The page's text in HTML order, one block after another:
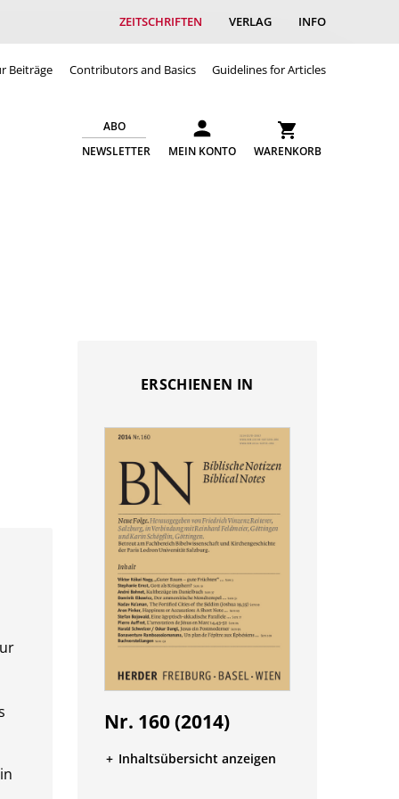
ZEITSCHRIFTEN VERLAG INFO
Beiträge Contributors and Basics Guidelines for Articles
ABO
NEWSLETTER
MEIN KONTO WARENKORB
ERSCHIENEN IN
Nr. 160 (2014)
Inhaltsübersicht anzeigen